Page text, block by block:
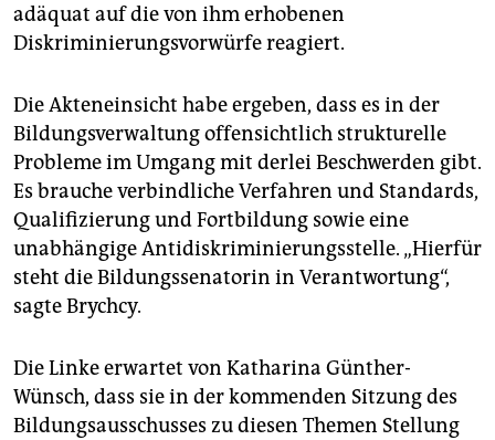
adäquat auf die von ihm erhobenen
Diskriminierungsvorwürfe reagiert.
Die Akteneinsicht habe ergeben, dass es in der
Bildungsverwaltung offensichtlich strukturelle
Probleme im Umgang mit derlei Beschwerden gibt.
Es brauche verbindliche Verfahren und Standards,
Qualifizierung und Fortbildung sowie eine
unabhängige Antidiskriminierungsstelle. „Hierfür
steht die Bildungssenatorin in Verantwortung“,
sagte Brychcy.
Die Linke erwartet von Katharina Günther-
Wünsch, dass sie in der kommenden Sitzung des
Bildungsausschusses zu diesen Themen Stellung